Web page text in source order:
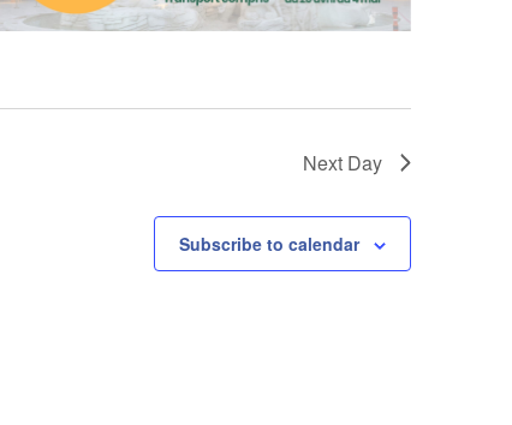
Next Day
Subscribe to calendar